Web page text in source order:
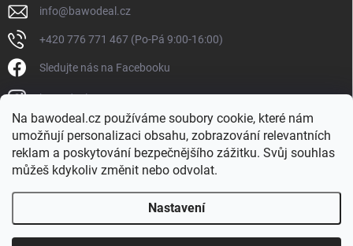
Na bawodeal.cz používáme soubory cookie, které nám
umožňují personalizaci obsahu, zobrazování relevantních
reklam a poskytování bezpečnějšího zážitku. Svůj souhlas
můžeš kdykoliv změnit nebo odvolat.
Nastavení
info@bawodeal.cz
+420 776 771 467 (Po-Pá 9:00-16:00)
Sledujte nás na Facebooku
bawodealcz
@bawodealcz